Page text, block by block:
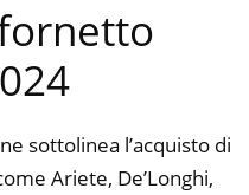
sottolinea l’acquisto di
Ariete, De’Longhi,